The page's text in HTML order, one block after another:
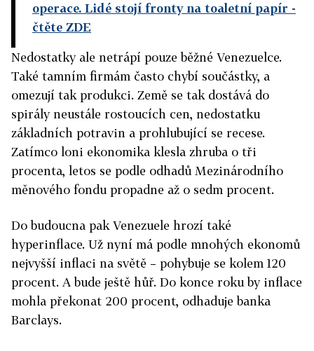
operace. Lidé stojí fronty na toaletní papír -
čtěte ZDE
Nedostatky ale netrápí pouze běžné Venezuelce.
Také tamním firmám často chybí součástky, a
omezují tak produkci. Země se tak dostává do
spirály neustále rostoucích cen, nedostatku
základních potravin a prohlubující se recese.
Zatímco loni ekonomika klesla zhruba o tři
procenta, letos se podle odhadů Mezinárodního
měnového fondu propadne až o sedm procent.
Do budoucna pak Venezuele hrozí také
hyperinflace. Už nyní má podle mnohých ekonomů
nejvyšší inflaci na světě – pohybuje se kolem 120
procent. A bude ještě hůř. Do konce roku by inflace
mohla překonat 200 procent, odhaduje banka
Barclays.